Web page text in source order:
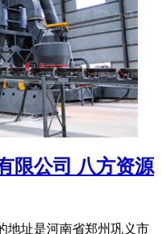
限公司 八方资源
地址是河南省郑州巩义市